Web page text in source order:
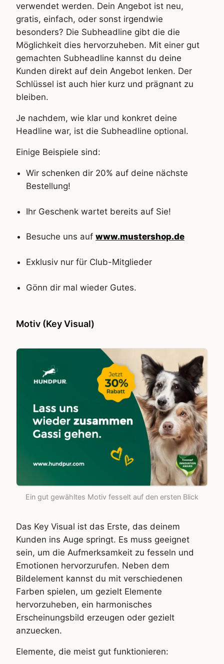
verwendet werden. Dein Angebot ist neu,
gratis, einfach, oder sonst irgendwie
besonders? Die Subheadline gibt die die
Möglichkeit dies hervorzuheben. Mit einer gut
gemachten Subheadline kannst du deine
Kunden direkt auf dein Angebot lenken. Der
Schlüssel ist auch hier kurz und prägnant zu
bleiben.
Je nachdem, wie klar und konkret deine
Headline war, ist die Subheadline optional.
Einige Beispiele sind:
Wir schenken dir 20% auf deine nächste
Bestellung!
Ihr Geschenk wartet bereits auf Sie!
Besuche uns auf www.mustershop.de
Exklusiv nur für Club-Mitglieder
Gönn dir mal wieder Gutes.
Motiv (Key Visual)
Ein gut gewähltes Motiv fesselt auf den ersten Blick
Das Key Visual ist das Erste, das deinem
Kunden ins Auge springt. Es muss geeignet
sein, um die Aufmerksamkeit zu fesseln und
Emotionen hervorzurufen. Neben dem
Bildelement kannst du mit verschiedenen
Farben spielen, um gezielt Elemente
hervorzuheben, ein harmonisches
Erscheinungsbild erzeugen oder gezielt
anzuecken.
Elemente, die meist gut funktionieren: